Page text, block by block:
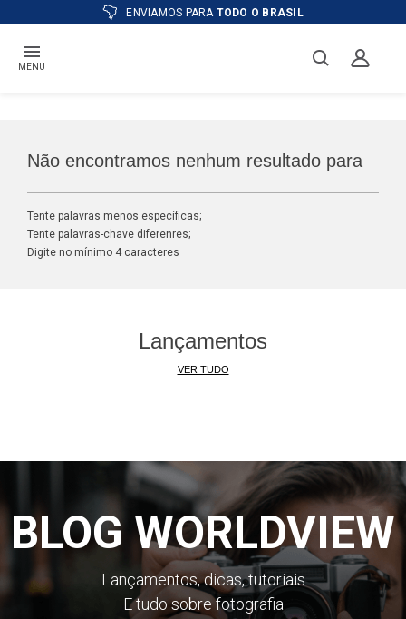
ENVIAMOS PARA TODO O BRASIL
MENU
Não encontramos nenhum resultado para
Tente palavras menos específicas;
Tente palavras-chave diferenres;
Digite no mínimo 4 caracteres
Lançamentos
VER TUDO
BLOG WORLDVIEW
Lançamentos, dicas, tutoriais
E tudo sobre fotografia